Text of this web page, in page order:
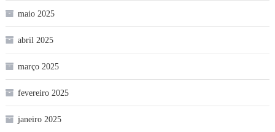
maio 2025
abril 2025
março 2025
fevereiro 2025
janeiro 2025